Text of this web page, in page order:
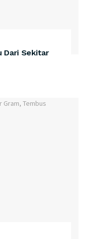
Dari Sekitar